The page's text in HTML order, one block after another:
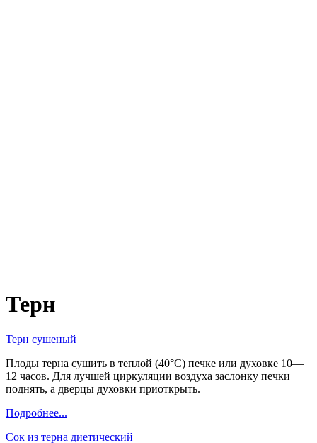
Терн
Терн сушеный
Плоды терна сушить в теплой (40°С) печке или духовке 10—
12 часов. Для лучшей циркуляции воздуха заслонку печки
поднять, а дверцы духовки приоткрыть.
Подробнее...
Сок из терна диетический